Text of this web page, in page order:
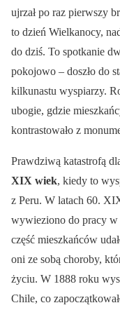
ujrzał po raz pierwszy
to dzień Wielkanocy,
do dziś. To spotkanie
pokojowo – doszło do
kilkunastu wyspiarzy.
ubogie, gdzie
kontrastowało z
Prawdziwą katastrofą
XIX wiek, kiedy to
z Peru. W latach 60.
wywieziono do pracy w
część mieszkańców
oni ze sobą choroby,
życiu. W 1888 roku
Chile, co